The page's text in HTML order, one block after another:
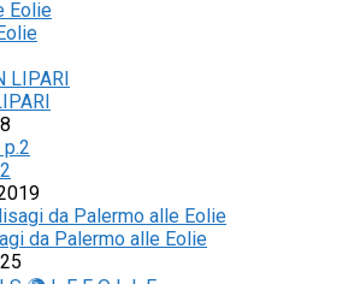
da Palermo alle Eolie